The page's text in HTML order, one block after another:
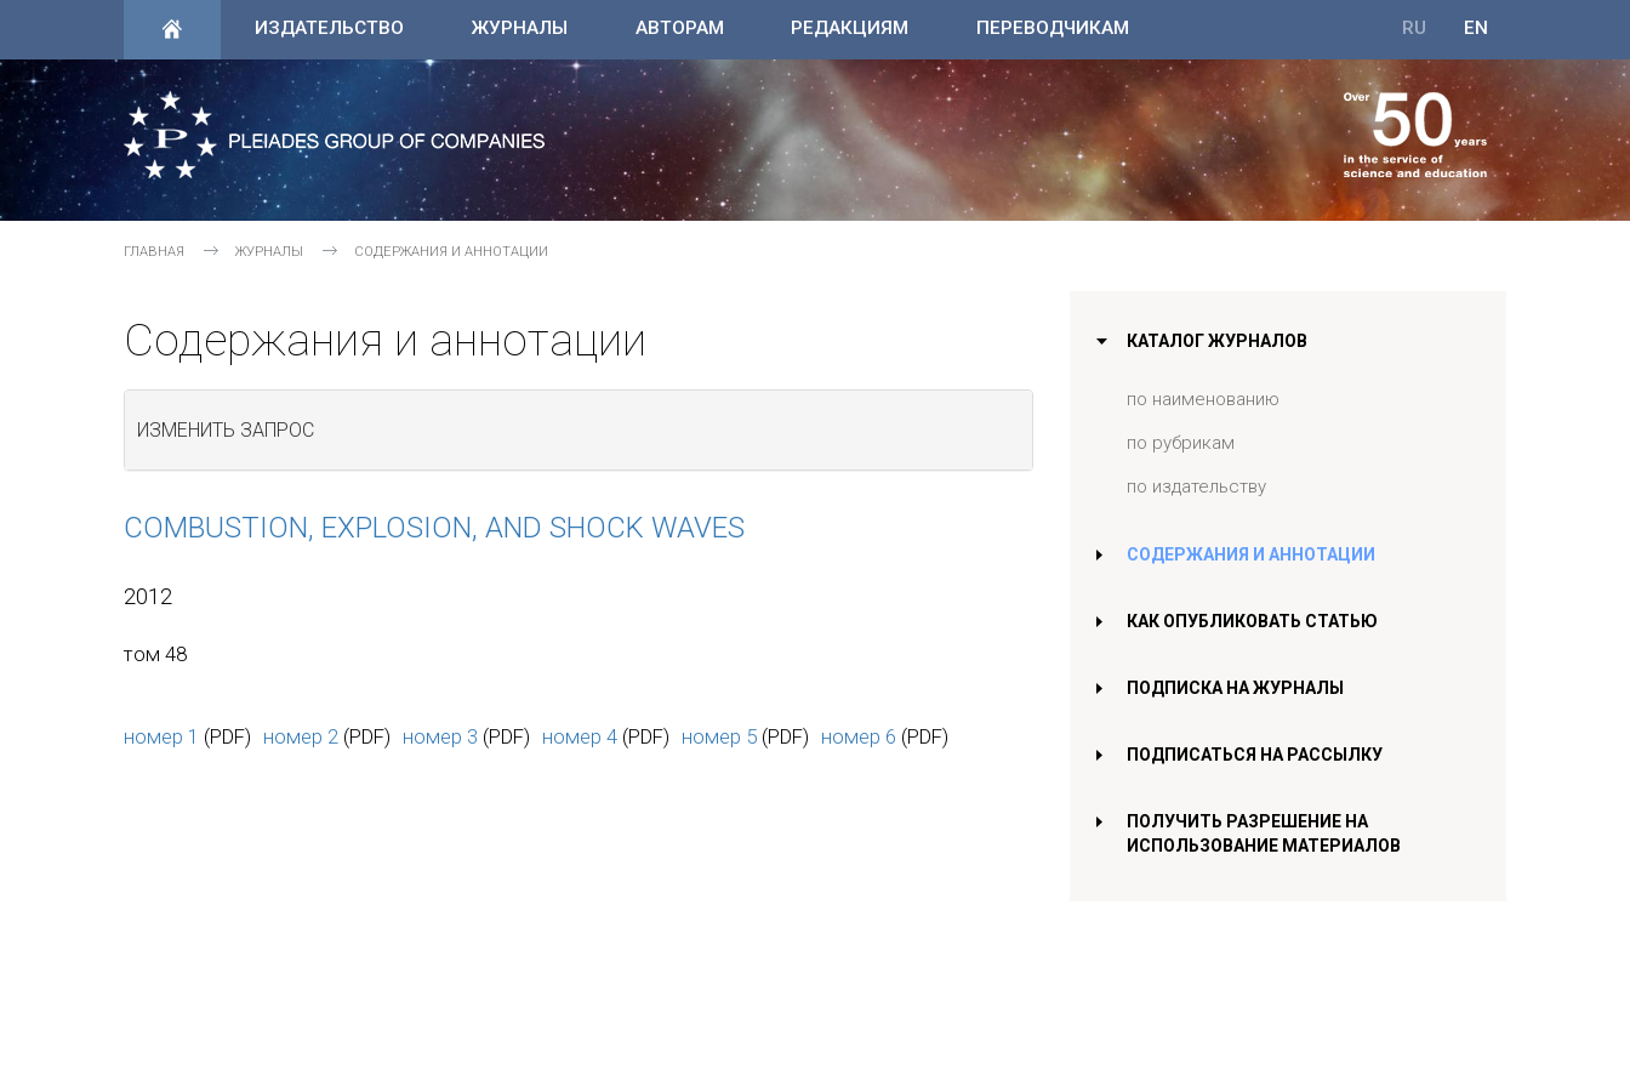
ИЗДАТЕЛЬСТВО ЖУРНАЛЫ АВТОРАМ РЕДАКЦИЯМ ПЕРЕВОДЧИКАМ EN
RU
ГЛАВНАЯ ЖУРНАЛЫ СОДЕРЖАНИЯ И АННОТАЦИИ
Содержания и аннотации
ИЗМЕНИТЬ ЗАПРОС
COMBUSTION, EXPLOSION, AND SHOCK WAVES
2012
том 48
номер 1 (PDF) номер 2 (PDF) номер 3 (PDF) номер 4 (PDF) номер 5 (PDF) номер 6 (PDF)
КАТАЛОГ ЖУРНАЛОВ
по наименованию
по рубрикам
по издательству
СОДЕРЖАНИЯ И АННОТАЦИИ
КАК ОПУБЛИКОВАТЬ СТАТЬЮ
ПОДПИСКА НА ЖУРНАЛЫ
ПОДПИСАТЬСЯ НА РАССЫЛКУ
ПОЛУЧИТЬ РАЗРЕШЕНИЕ НА
ИСПОЛЬЗОВАНИЕ МАТЕРИАЛОВ